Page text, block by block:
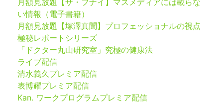
月額見放題【ザ・フナイ】マスメディアには載らな
い情報（電子書籍）
月額見放題【塚澤真聞】プロフェッショナルの視点
極秘レポートシリーズ
「ドクター丸山研究室」究極の健康法
ライブ配信
清水義久プレミア配信
表博耀プレミア配信
Kan. ワークプログラムプレミア配信